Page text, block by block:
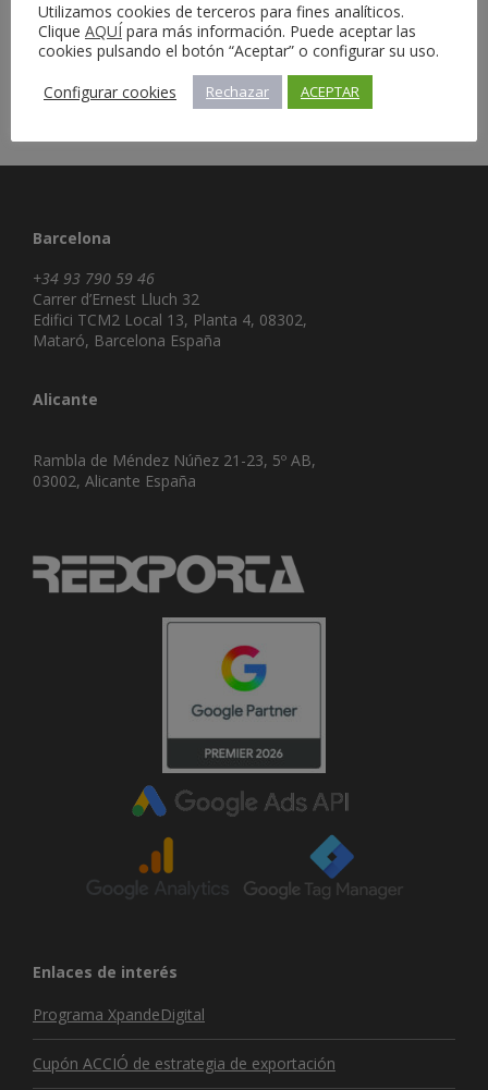
Barcelona
+34 93 790 59 46
Carrer d’Ernest Lluch 32
Edifici TCM2 Local 13, Planta 4, 08302,
Mataró, Barcelona España
Alicante
Rambla de Méndez Núñez 21-23, 5º AB,
03002, Alicante España
Enlaces de interés
Programa XpandeDigital
Cupón ACCIÓ de estrategia de exportación
Utilizamos cookies de terceros para fines analíticos.
Clique AQUÍ para más información. Puede aceptar las
cookies pulsando el botón “Aceptar” o configurar su uso.
Configurar cookies
Rechazar ACEPTAR